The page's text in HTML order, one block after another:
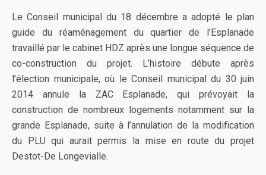
Le Conseil municipal du 18 décembre a adopté le plan
guide du réaménagement du quartier de l’Esplanade
travaillé par le cabinet HDZ après une longue séquence de
co-construction du projet. L’histoire débute après
l’élection municipale, où le Conseil municipal du 30 juin
2014 annule la ZAC Esplanade, qui prévoyait la
construction de nombreux logements notamment sur la
grande Esplanade, suite à l’annulation de la modification
du PLU qui aurait permis la mise en route du projet
Destot-De Longevialle.